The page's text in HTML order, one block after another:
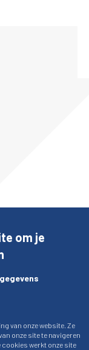
om je
van onze website. Ze
onze site te navigeren
werkt onze site